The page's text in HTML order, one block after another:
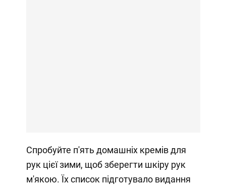
Спробуйте п'ять домашніх кремів для
рук цієї зими, щоб зберегти шкіру рук
м'якою. Їх список підготувало видання